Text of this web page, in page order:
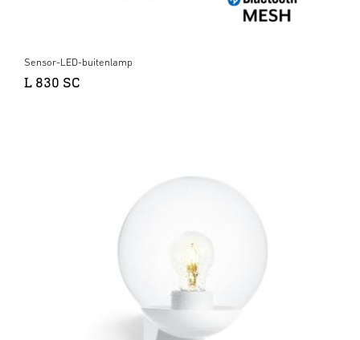
Sensor-LED-buitenlamp
L 830 SC